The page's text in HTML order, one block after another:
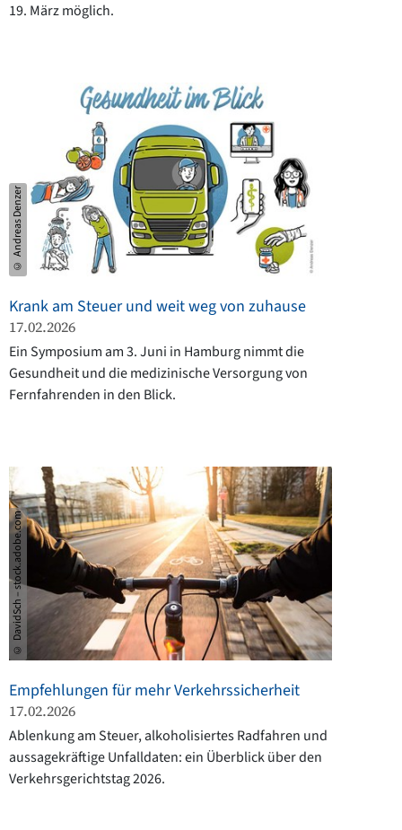
19. März möglich.
© Andreas Denzer
Krank am Steuer und weit weg von zuhause
17.02.2026
Ein Symposium am 3. Juni in Hamburg nimmt die
Gesundheit und die medizinische Versorgung von
Fernfahrenden in den Blick.
© DavidSch – stock.adobe.com
Empfehlungen für mehr Verkehrssicherheit
17.02.2026
Ablenkung am Steuer, alkoholisiertes Radfahren und
aussagekräftige Unfalldaten: ein Überblick über den
Verkehrsgerichtstag 2026.